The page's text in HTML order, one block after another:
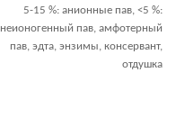
5-15 %: анионные пав, <5 %:
неионогенный пав, амфотерный
пав, эдта, энзимы, консервант,
отдушка